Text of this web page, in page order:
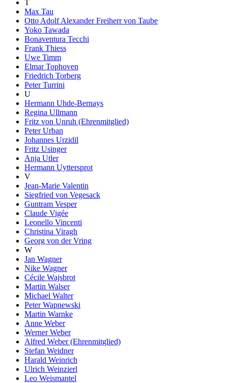
T
Max Tau
Otto Adolf Alexander Freiherr von Taube
Yoko Tawada
Bonaventura Tecchi
Frank Thiess
Uwe Timm
Elmar Tophoven
Friedrich Torberg
Peter Turrini
U
Hermann Uhde-Bernays
Regina Ullmann
Fritz von Unruh (Ehrenmitglied)
Peter Urban
Johannes Urzidil
Fritz Usinger
Anja Utler
Hermann Uyttersprot
V
Jean-Marie Valentin
Siegfried von Vegesack
Guntram Vesper
Claude Vigée
Leonello Vincenti
Christina Viragh
Georg von der Vring
W
Jan Wagner
Nike Wagner
Cécile Wajsbrot
Martin Walser
Michael Walter
Peter Wapnewski
Martin Warnke
Anne Weber
Werner Weber
Alfred Weber (Ehrenmitglied)
Stefan Weidner
Harald Weinrich
Ulrich Weinzierl
Leo Weismantel